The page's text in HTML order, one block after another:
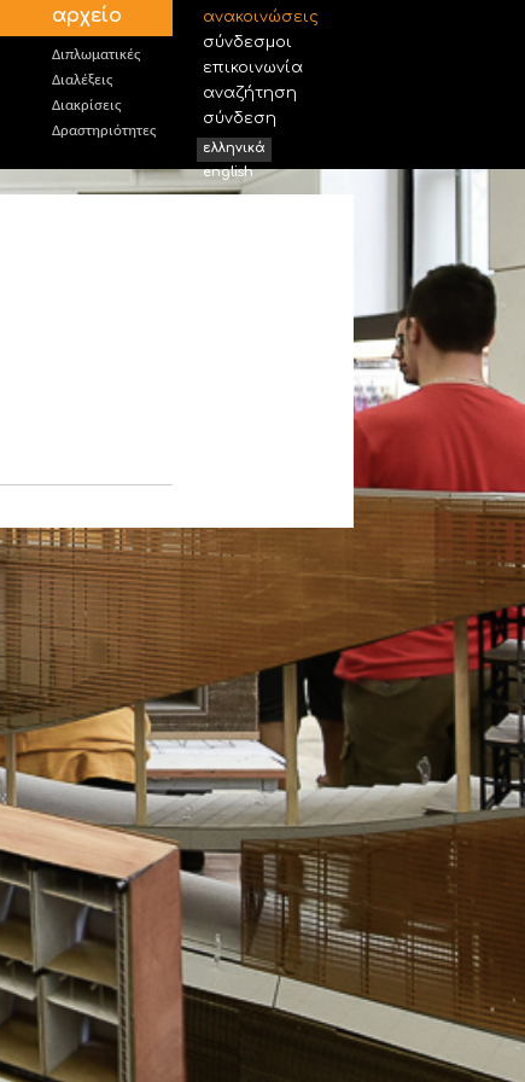
αρχείο
Διπλωματικές
Διαλέξεις
Διακρίσεις
Δραστηριότητες
ανακοινώσεις
σύνδεσμοι
επικοινωνία
αναζήτηση
σύνδεση
ελληνικά
english